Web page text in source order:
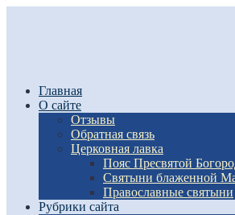
Главная
О сайте
Отзывы
Обратная связь
Церковная лавка
Пояс Пресвятой
Святыни блаженной
Православные святыни
Рубрики сайта